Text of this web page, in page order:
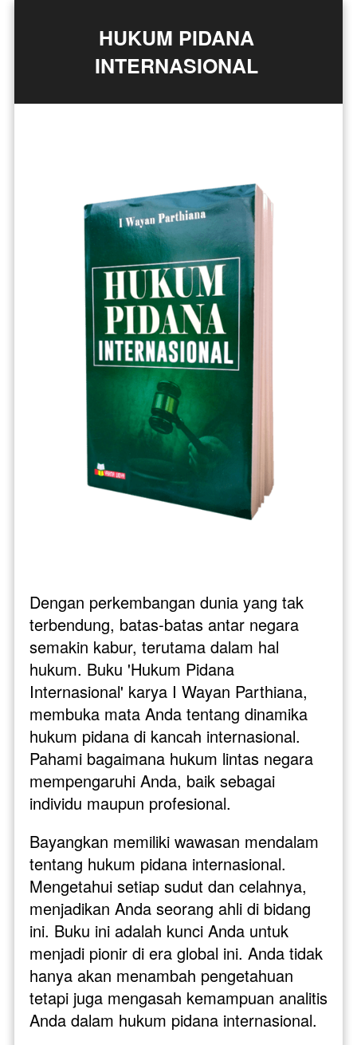
HUKUM PIDANA
INTERNASIONAL
Dengan perkembangan dunia yang tak
terbendung, batas-batas antar negara
semakin kabur, terutama dalam hal
hukum. Buku 'Hukum Pidana
Internasional' karya I Wayan Parthiana,
membuka mata Anda tentang dinamika
hukum pidana di kancah internasional.
Pahami bagaimana hukum lintas negara
mempengaruhi Anda, baik sebagai
individu maupun profesional.
Bayangkan memiliki wawasan mendalam
tentang hukum pidana internasional.
Mengetahui setiap sudut dan celahnya,
menjadikan Anda seorang ahli di bidang
ini. Buku ini adalah kunci Anda untuk
menjadi pionir di era global ini. Anda tidak
hanya akan menambah pengetahuan
tetapi juga mengasah kemampuan analitis
Anda dalam hukum pidana internasional.